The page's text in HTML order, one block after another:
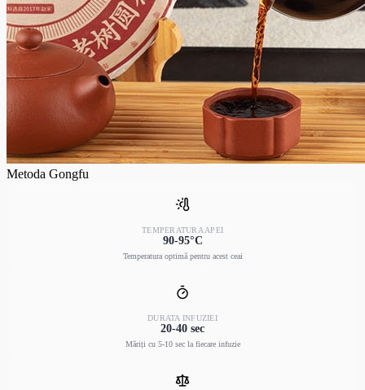
Metoda Gongfu
TEMPERATURA APEI
90-95°C
Temperatura optimă pentru acest ceai
DURATA INFUZIEI
20-40 sec
Măriți cu 5-10 sec la fiecare infuzie